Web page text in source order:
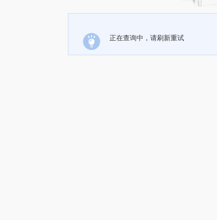
正在查询中，请刷新重试